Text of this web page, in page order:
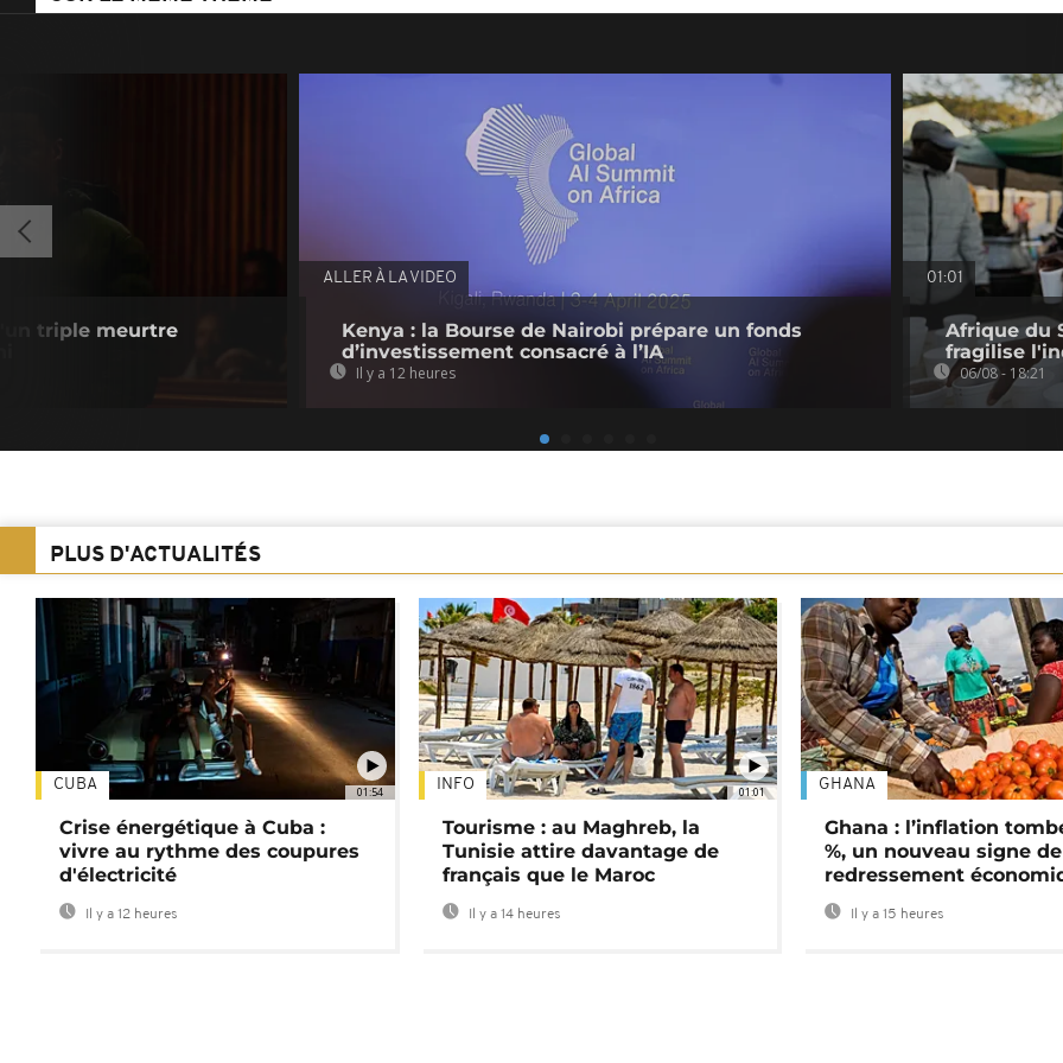
triple meurtre
ALLER À LA VIDEO
Kenya : la Bourse de Nairobi prépare un fonds
d’investissement consacré à l’IA
Il y a 12 heures
01:01
Afrique du
fragilise
06/08 - 18:21
PLUS D'ACTUALITÉS
01:54
CUBA
Crise énergétique à Cuba :
vivre au rythme des coupures
d'électricité
Il y a 12 heures
01:01
INFO
Tourisme : au Maghreb, la
Tunisie attire davantage de
français que le Maroc
Il y a 14 heures
GHANA
Ghana : l’inflation
%, un nouveau signe de
redressement
Il y a 15 heures